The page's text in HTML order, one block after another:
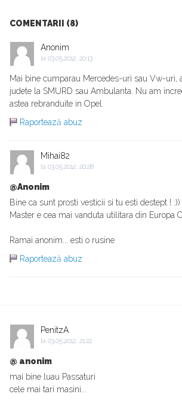
COMENTARII (8)
Anonim
la 03.05.2012, 20:13
Mai bine cumparau Mercedes-uri sau Vw-uri,
judete la SMURD sau Ambulanta. Nu am
astea rebranduite in Opel.
Raportează abuz
Mihai82
la 03.05.2012, 20:28
@Anonim
Bine ca sunt prosti vesticii si tu esti destept !
Master e cea mai vanduta utilitara din Europa
Ramai anonim... esti o rusine
Raportează abuz
PenitzA
la 03.05.2012, 21:22
@ anonim
mai bine luau Passaturi
cele mai tari masini...